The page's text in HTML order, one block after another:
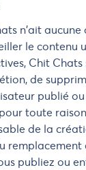
n'ait
le contenu
Chit
de
publié
toute
de la
publiez ou